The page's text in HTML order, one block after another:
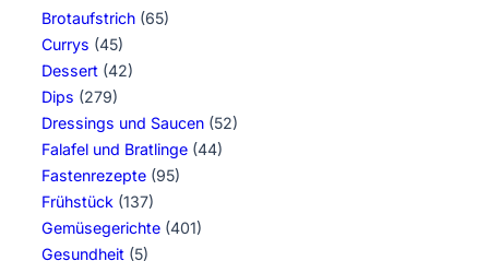
Brotaufstrich (65)
Currys (45)
Dessert (42)
Dips (279)
Dressings und Saucen (52)
Falafel und Bratlinge (44)
Fastenrezepte (95)
Frühstück (137)
Gemüsegerichte (401)
Gesundheit (5)